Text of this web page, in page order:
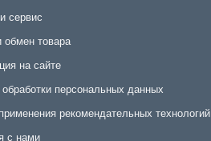
сервис
обмен товара
на сайте
обработки персональных данных
рекомендательных технологий
с нами